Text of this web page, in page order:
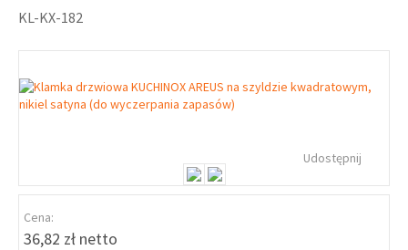
KL-KX-182
Udostępnij
Cena:
36,82 zł netto